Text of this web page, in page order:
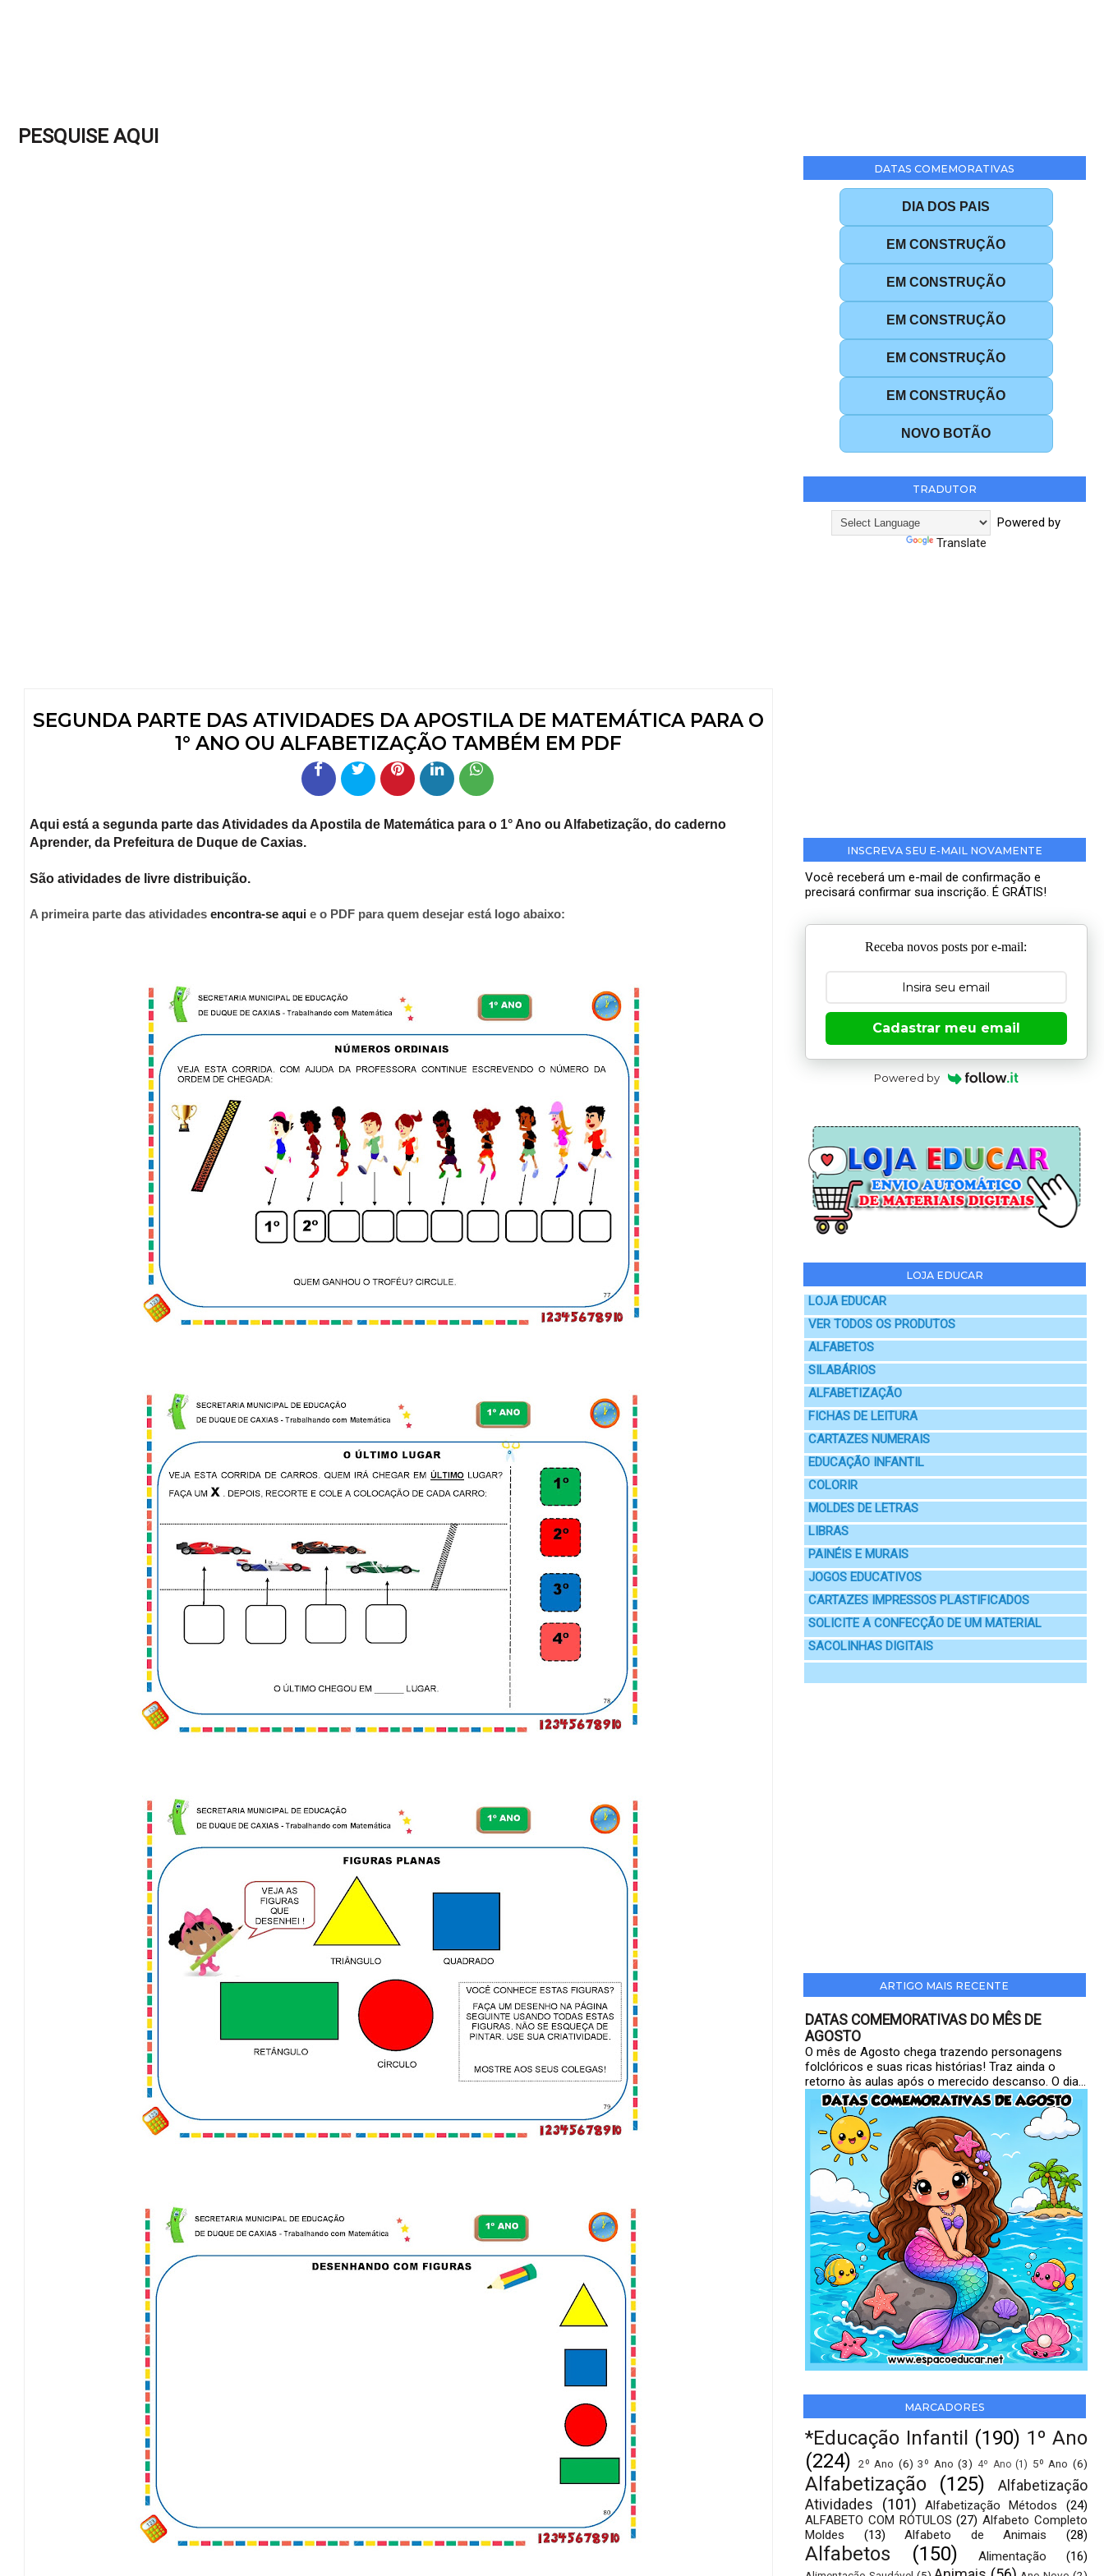
PESQUISE AQUI
SEGUNDA PARTE DAS ATIVIDADES DA APOSTILA DE MATEMÁTICA PARA O
1° ANO OU ALFABETIZAÇÃO TAMBÉM EM PDF
Aqui está a segunda parte das Atividades da Apostila de Matemática para o 1° Ano ou Alfabetização, do caderno
Aprender, da Prefeitura de Duque de Caxias.
São atividades de livre distribuição.
A primeira parte das atividades encontra-se aqui e o PDF para quem desejar está logo abaixo:
DATAS COMEMORATIVAS
DIA DOS PAIS
EM CONSTRUÇÃO
EM CONSTRUÇÃO
EM CONSTRUÇÃO
EM CONSTRUÇÃO
EM CONSTRUÇÃO
NOVO BOTÃO
TRADUTOR
Powered by
Translate
INSCREVA SEU E-MAIL NOVAMENTE
Você receberá um e-mail de confirmação e
precisará confirmar sua inscrição. É GRÁTIS!
Receba novos posts por e-mail:
Cadastrar meu email
Powered by
LOJA EDUCAR
LOJA EDUCAR
VER TODOS OS PRODUTOS
ALFABETOS
SILABÁRIOS
ALFABETIZAÇÃO
FICHAS DE LEITURA
CARTAZES NUMERAIS
EDUCAÇÃO INFANTIL
COLORIR
MOLDES DE LETRAS
LIBRAS
PAINÉIS E MURAIS
JOGOS EDUCATIVOS
CARTAZES IMPRESSOS PLASTIFICADOS
SOLICITE A CONFECÇÃO DE UM MATERIAL
SACOLINHAS DIGITAIS
ARTIGO MAIS RECENTE
DATAS COMEMORATIVAS DO MÊS DE
AGOSTO
O mês de Agosto chega trazendo personagens
folclóricos e suas ricas histórias! Traz ainda o
retorno às aulas após o merecido descanso. O dia...
MARCADORES
*Educação Infantil (190) 1º Ano
(224)
2º Ano (6) 3º Ano (3) 4º Ano (1) 5º Ano (6)
Alfabetização (125)
Alfabetização
Atividades
(101) Alfabetização Métodos
(24)
ALFABETO COM RÓTULOS (27) Alfabeto Completo
Moldes
(13) Alfabeto de Animais (28)
Alfabetos (150) Alimentação (16)